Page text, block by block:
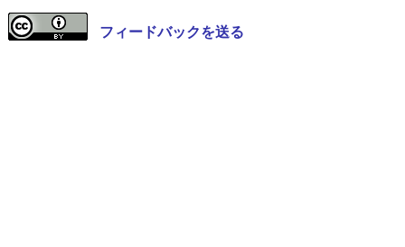
フィードバックを送る